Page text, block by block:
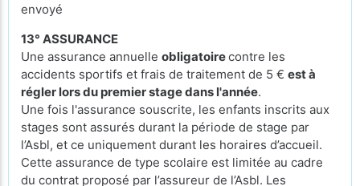
envoyé
13° ASSURANCE
Une assurance annuelle obligatoirecontre les
accidents sportifs et frais de traitement de 5 € est à
régler lors du premier stage dans l'année.
Une fois l'assurance souscrite, les enfants inscrits aux
stages sont assurés durant la période de stage par
l’Asbl, et ce uniquement durant les horaires d’accueil.
Cette assurance de type scolaire est limitée au cadre
du contrat proposé par l’assureur de l’Asbl. Les